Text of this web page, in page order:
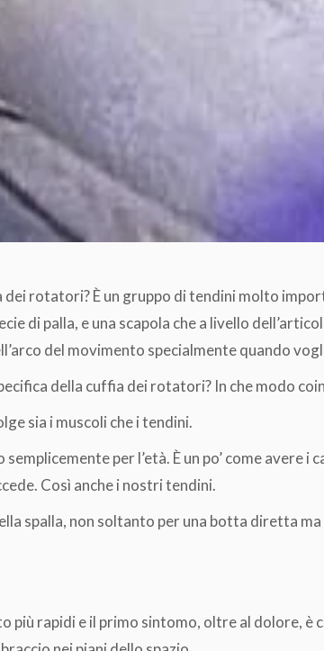
rotatori? È un gruppo di tendini molto
di palla, e una scapola che a livello
del movimento specialmente quando
della cuffia dei rotatori? In che modo
sia i muscoli che i tendini.
per l’età. È un po’ come avere i
Così anche i nostri tendini.
spalla, non soltanto per una botta diretta
rapidi e il primo sintomo, oltre al dolore, è